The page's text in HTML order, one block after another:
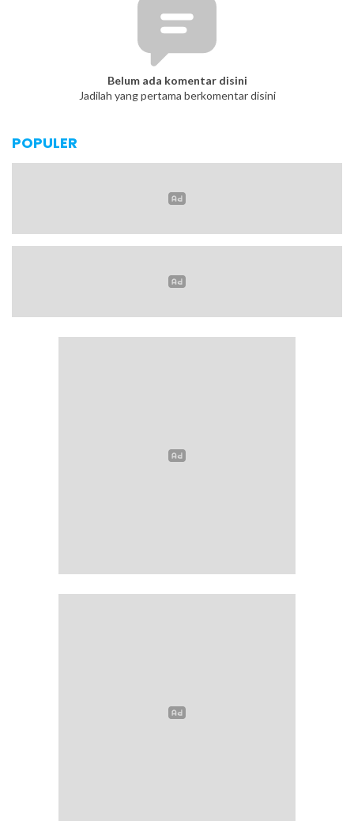
Belum ada komentar disini
Jadilah yang pertama berkomentar disini
POPULER